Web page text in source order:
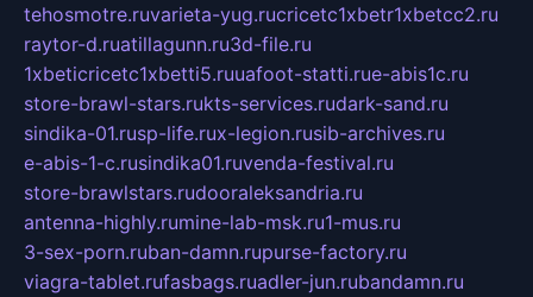
tehosmotre.ruvarieta-yug.rucricetc1xbetr1xbetcc2.ru
raytor-d.ruatillagunn.ru3d-file.ru
1xbeticricetc1xbetti5.ruuafoot-statti.rue-abis1c.ru
store-brawl-stars.rukts-services.rudark-sand.ru
sindika-01.rusp-life.rux-legion.rusib-archives.ru
e-abis-1-c.rusindika01.ruvenda-festival.ru
store-brawlstars.rudooraleksandria.ru
antenna-highly.rumine-lab-msk.ru1-mus.ru
3-sex-porn.ruban-damn.rupurse-factory.ru
viagra-tablet.rufasbags.ruadler-jun.rubandamn.ru